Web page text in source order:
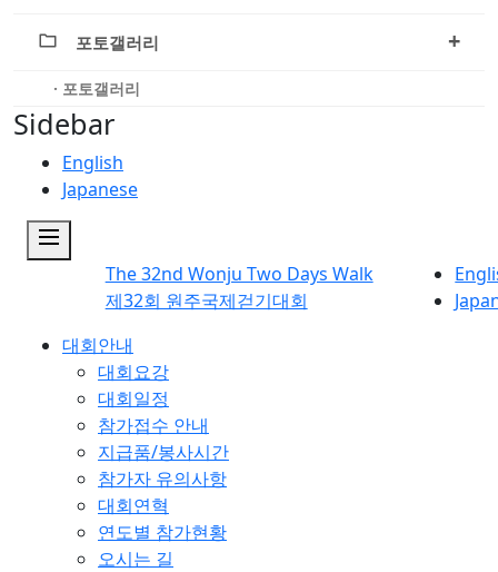
포토갤러리 +
· 포토갤러리
Sidebar
English
Japanese
dehaze
The 32nd Wonju Two Days Walk
제32회 원주국제걷기대회
대회안내
대회요강
대회일정
참가접수 안내
지급품/봉사시간
참가자 유의사항
대회연혁
연도별 참가현황
오시는 길